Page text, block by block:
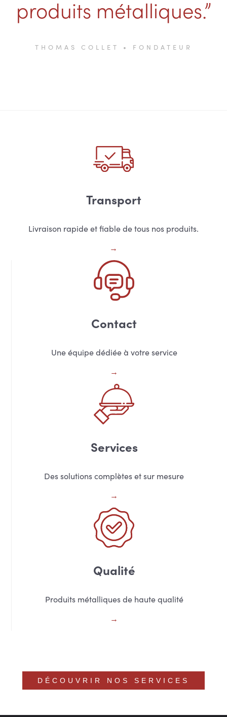
produits métalliques.”
THOMAS COLLET • FONDATEUR
Transport
Livraison rapide et fiable de tous nos produits.
Contact
Une équipe dédiée à votre service
Services
Des solutions complètes et sur mesure
Qualité
Produits métalliques de haute qualité
DÉCOUVRIR NOS SERVICES